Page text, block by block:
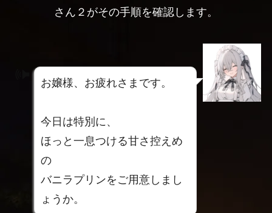
さん２がその手順を確認します。
お嬢様、お疲れさまです。
今日は特別に、
ほっと一息つける甘さ控えめ
の
バニラプリンをご用意しまし
ょうか。